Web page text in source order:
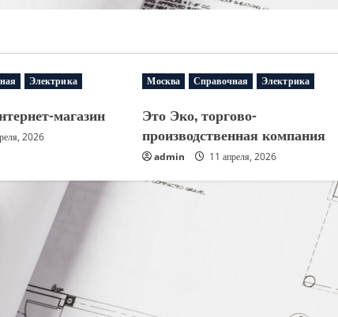
Электрика
магазин
2026
Москва Справочная Электрика
Это Эко, торгово-
производственная компания
admin 11 апреля, 2026